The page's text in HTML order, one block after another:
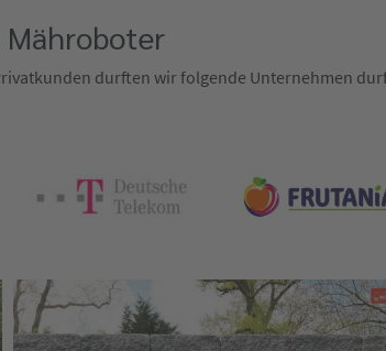
Mähroboter
durften wir folgende Unternehmen